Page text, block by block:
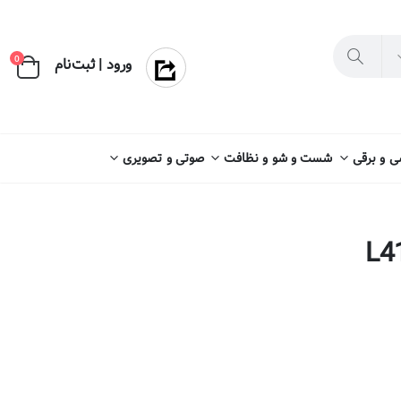
ورود | ثبت‌نام 0
و برقی شست و شو و نظافت صوتی و تصویری